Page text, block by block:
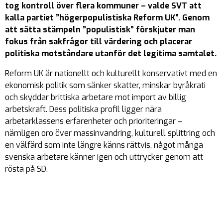
tog kontroll över flera kommuner – valde SVT att
kalla partiet ”högerpopulistiska Reform UK”. Genom
att sätta stämpeln ”populistisk” förskjuter man
fokus från sakfrågor till värdering och placerar
politiska motståndare utanför det legitima samtalet.
Reform UK är nationellt och kulturellt konservativt med en
ekonomisk politik som sänker skatter, minskar byråkrati
och skyddar brittiska arbetare mot import av billig
arbetskraft. Dess politiska profil ligger nära
arbetarklassens erfarenheter och prioriteringar –
nämligen oro över massinvandring, kulturell splittring och
en välfärd som inte längre känns rättvis, något många
svenska arbetare känner igen och uttrycker genom att
rösta på SD.